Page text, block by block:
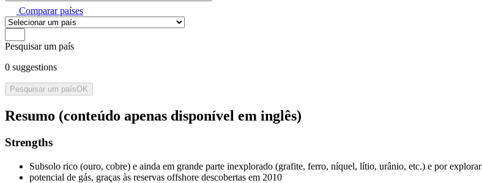
Comparar países
Pesquisar um país
0 suggestions
Pesquisar um paísOK
Resumo (conteúdo apenas disponível em inglês)
Strengths
Subsolo rico (ouro, cobre) e ainda em grande parte inexplorado (grafite, ferro, níquel, lítio, urânio, etc.) e por explorar
potencial de gás, graças às reservas offshore descobertas em 2010